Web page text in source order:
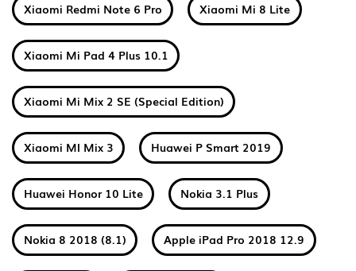
Xiaomi Redmi Note 6 Pro Xiaomi Mi 8 Lite
Xiaomi Mi Pad 4 Plus 10.1
Xiaomi Mi Mix 2 SE (Special Edition)
Xiaomi MI Mix 3 Huawei P Smart 2019
Huawei Honor 10 Lite Nokia 3.1 Plus
Nokia 8 2018 (8.1) Apple iPad Pro 2018 12.9